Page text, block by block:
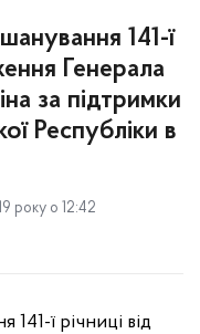
141-ї
Генерала
за підтримки
Республіки в
року о 12:42
ї річниці від